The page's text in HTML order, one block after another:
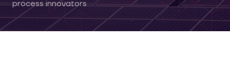
process innovators